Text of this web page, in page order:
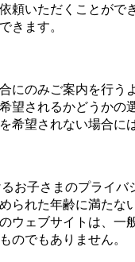
頼いただくことが
きます。
にのみご案内を行う
望されるかどうか
望されない場合に
お子さまのプライ
られた年齢に満た
ウェブサイトは、一
のでもありません。